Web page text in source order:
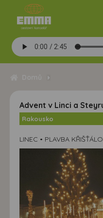
Advent v Linci a
Rakousko
LINEC • PLAVBA